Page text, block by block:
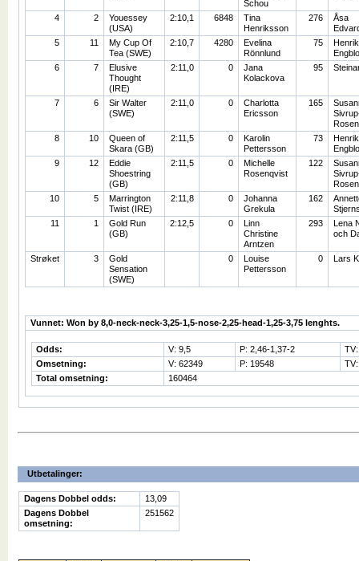
Schou
4 2
Youessey
(USA)
2:10,1 6848
Tina
Henriksson
276
Åsa
5
11
My Cup Of
Tea (SWE)
2:10,7 4280
Evelina
Rönnlund
75
Henrik
6
7
Elusive
Thought
(IRE)
2:11,0 0
Jana
Kolackova
95
7 6
Sir Walter
(SWE)
2:11,0 0
Charlotta
Ericsson
165
8
10
Queen of
Skara (GB)
2:11,5 0
Karolin
Pettersson
73
Henrik
9
12
Eddie
Shoestring
(GB)
2:11,5 0
Michelle
Rosenqvist
122
10
5
Marrington
Twist (IRE)
2:11,8 0
Johanna
Grekula
162
11
1
Gold Run
(GB)
2:12,5 0
Linn
Christine
Arntzen
293
Lena
och
Strøket 3
Gold
Sensation
(SWE)
0
Louise
Pettersson
0 Lars
Vunnet: Won by 8,0-neck-neck-3,25-1,5-nose-2,25-head-1,25-3,75 lenghts.
Odds: V: 9,5 P: 2,46-1,37-2
TV:
Omsetning:
V: 62349 P: 19548
Total omsetning:
160464
Utbetalinger:
Dagens Dobbel odds:
13,09
Dagens Dobbel
omsetning:
251562